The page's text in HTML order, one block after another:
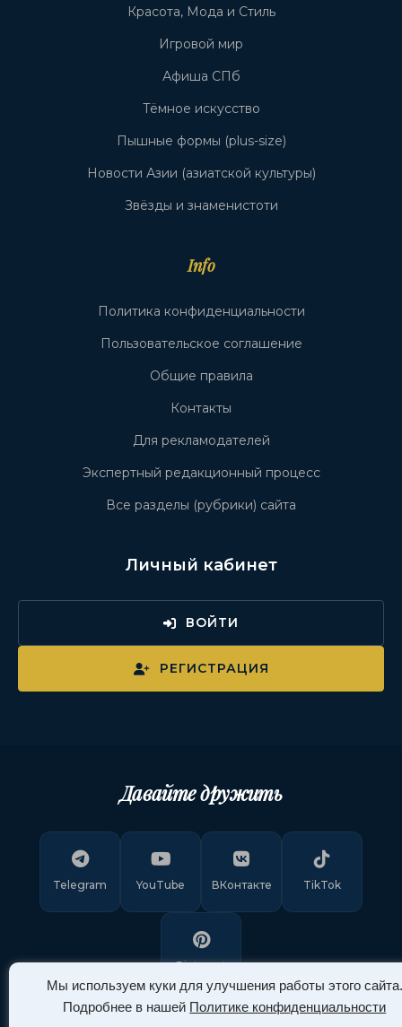
Мы используем куки для улучшения работы этого сайта.
Подробнее в нашей Политике конфиденциальности
Красота, Мода и Стиль
Игровой мир
Афиша СПб
Тёмное искусство
Пышные формы (plus-size)
Новости Азии (азиатской культуры)
Звёзды и знаменистоти
Info
Политика конфиденциальности
Пользовательское соглашение
Общие правила
Контакты
Для рекламодателей
Экспертный редакционный процесс
Все разделы (рубрики) сайта
Личный кабинет
ВОЙТИ
РЕГИСТРАЦИЯ
Давайте дружить
Telegram YouTube ВКонтакте TikTok
Pinterest